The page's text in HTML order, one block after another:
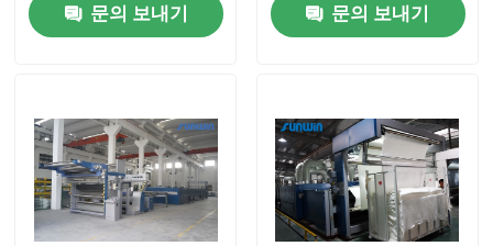
제품
우리에 대하여
문의 보내기 문의 보내기